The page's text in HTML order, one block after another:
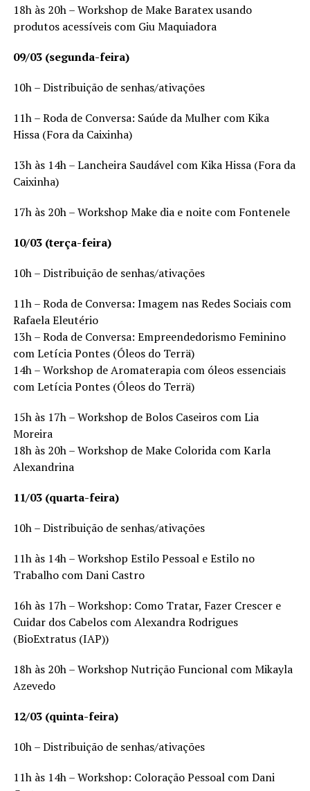
18h às 20h – Workshop de Make Baratex usando
produtos acessíveis com Giu Maquiadora
09/03 (segunda-feira)
10h – Distribuição de senhas/ativações
11h – Roda de Conversa: Saúde da Mulher com Kika
Hissa (Fora da Caixinha)
13h às 14h – Lancheira Saudável com Kika Hissa (Fora da
Caixinha)
17h às 20h – Workshop Make dia e noite com Fontenele
10/03 (terça-feira)
10h – Distribuição de senhas/ativações
11h – Roda de Conversa: Imagem nas Redes Sociais com
Rafaela Eleutério
13h – Roda de Conversa: Empreendedorismo Feminino
com Letícia Pontes (Óleos do Terrä)
14h – Workshop de Aromaterapia com óleos essenciais
com Letícia Pontes (Óleos do Terrä)
15h às 17h – Workshop de Bolos Caseiros com Lia
Moreira
18h às 20h – Workshop de Make Colorida com Karla
Alexandrina
11/03 (quarta-feira)
10h – Distribuição de senhas/ativações
11h às 14h – Workshop Estilo Pessoal e Estilo no
Trabalho com Dani Castro
16h às 17h – Workshop: Como Tratar, Fazer Crescer e
Cuidar dos Cabelos com Alexandra Rodrigues
(BioExtratus (IAP))
18h às 20h – Workshop Nutrição Funcional com Mikayla
Azevedo
12/03 (quinta-feira)
10h – Distribuição de senhas/ativações
11h às 14h – Workshop: Coloração Pessoal com Dani